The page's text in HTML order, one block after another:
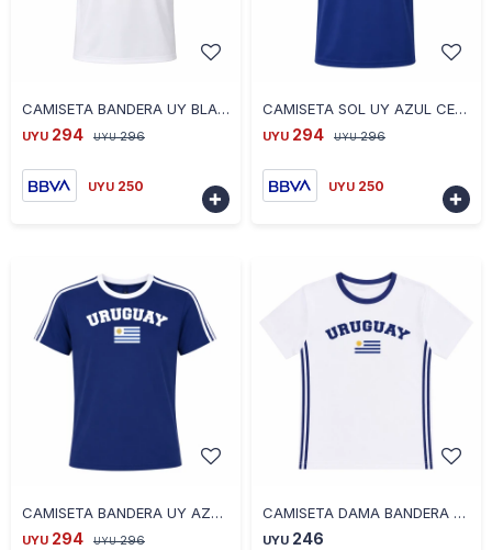
CAMISETA BANDERA UY BLANCO CE-BANUY-01 TALLE S - BLANCO
UYU 294 UYU 296
UYU 250

CAMISETA SOL UY AZUL CE-SOLUY-04 TALLE M - AZUL
UYU 294 UYU 296
UYU 250

CAMISETA BANDERA UY AZUL CE-BANUY-04 TALLE S - AZUL
UYU 294 UYU 296
CAMISETA DAMA BANDERA UY BLANCO CE-DABANUY-01 TALLE S - BLANCO
UYU 246